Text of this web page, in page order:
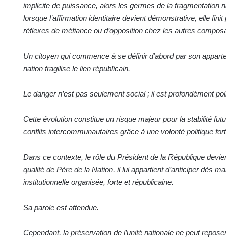
implicite de puissance, alors les germes de la fragmentation
lorsque l’affirmation identitaire devient démonstrative, elle
réflexes de méfiance ou d’opposition chez les autres
Un citoyen qui commence à se définir d’abord par son
nation fragilise le lien républicain.
Le danger n’est pas seulement social ; il est profondément
Cette évolution constitue un risque majeur pour la stabilité
conflits intercommunautaires grâce à une volonté politique
Dans ce contexte, le rôle du Président de la République
qualité de Père de la Nation, il lui appartient d’anticiper dès
institutionnelle organisée, forte et républicaine.
Sa parole est attendue.
Cependant, la préservation de l’unité nationale ne peut